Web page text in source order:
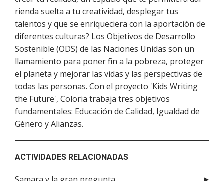
rienda suelta a tu creatividad, desplegar tus
talentos y que se enriqueciera con la aportación de
diferentes culturas? Los Objetivos de Desarrollo
Sostenible (ODS) de las Naciones Unidas son un
llamamiento para poner fin a la pobreza, proteger
el planeta y mejorar las vidas y las perspectivas de
todas las personas. Con el proyecto 'Kids Writing
the Future', Coloria trabaja tres objetivos
fundamentales: Educación de Calidad, Igualdad de
Género y Alianzas.
ACTIVIDADES RELACIONADAS